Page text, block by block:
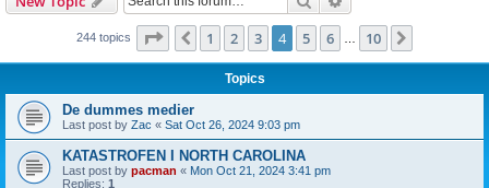
244 topics Page of 10
Previous
1 2 3 4 5 6 10
Topics
De dummes medier
Last post by Zac « Sat Oct 26, 2024 9:03 pm
KATASTROFEN I NORTH CAROLINA
Last post by pacman « Mon Oct 21, 2024 3:41 pm
Replies: 1